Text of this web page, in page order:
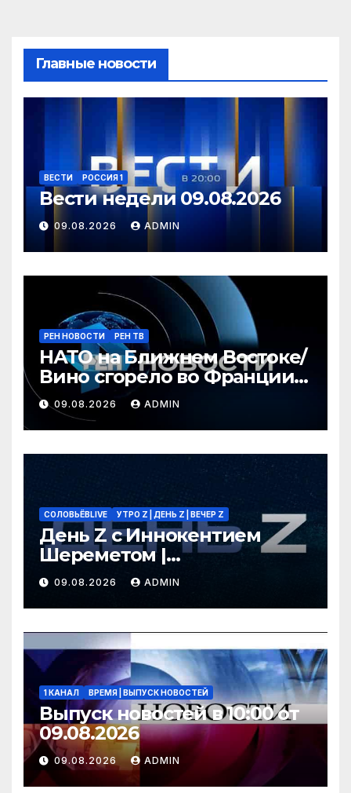
Главные новости
ВЕСТИ РОССИЯ 1
Вести недели 09.08.2026
09.08.2026 ADMIN
РЕН НОВОСТИ РЕН ТВ
НАТО на Ближнем Востоке/
Вино сгорело во Франции /
Ядовитые пауки в РФ/ РЕН
Новости 12:30, 09.08.2026
09.08.2026 ADMIN
СОЛОВЬЁВLIVE УТРО Z | ДЕНЬ Z | ВЕЧЕР Z
День Z с Иннокентием
Шереметом |
СОЛОВЬЁВLIVE | 9 августа
2026 года
09.08.2026 ADMIN
1 КАНАЛ ВРЕМЯ | ВЫПУСК НОВОСТЕЙ
Выпуск новостей в 10:00 от
09.08.2026
09.08.2026 ADMIN